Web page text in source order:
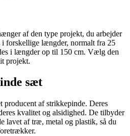
af den type projekt, du arbejder
forskellige længder, normalt fra 25
i længder op til 150 cm. Vælg den
projekt.
sæt
producent af strikkepinde. Deres
kvalitet og alsidighed. De tilbyder
lavet af træ, metal og plastik, så du